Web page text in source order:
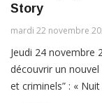
Story
mardi 22 novembre
Jeudi 24 novembre
découvrir un
et criminels” : «